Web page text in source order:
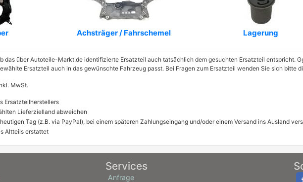
Achsträger / Fahrschemel Lagerung
das über Autoteile-Markt.de identifizierte Ersatzteil auch tatsächlich dem gesuchten Ersatzteil entspricht.
Ersatzteil auch in das gewünschte Fahrzeug passt. Bei Fragen zum Ersatzteil wenden Sie sich bitte
MwSt.
Ersatzteilherstellers
Lieferzielland abweichen
Tag (z.B. via PayPal), bei einem späteren Zahlungseingang und/oder einem Versand ins Ausland
Altteils erstattet
Services
Anfrage